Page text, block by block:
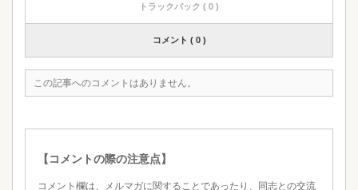
トラックバック ( 0 )
コメント ( 0 )
この記事へのコメントはありません。
【コメントの際の注意点】
コメント欄は、メルマガに関することであったり、同志との交流